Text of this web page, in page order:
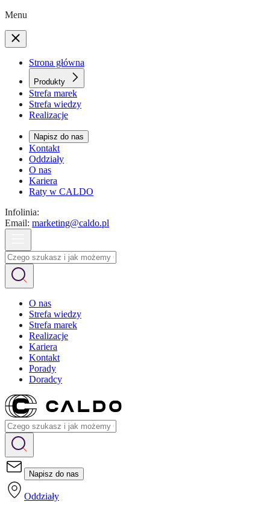
Menu
Strona główna
Produkty
Strefa marek
Strefa wiedzy
Realizacje
Napisz do nas
Kontakt
Oddziały
O nas
Kariera
Raty w CALDO
Infolinia:
Email: marketing@caldo.pl
O nas
Strefa wiedzy
Strefa marek
Realizacje
Kariera
Kontakt
Porady
Doradcy
Napisz do nas
Oddziały